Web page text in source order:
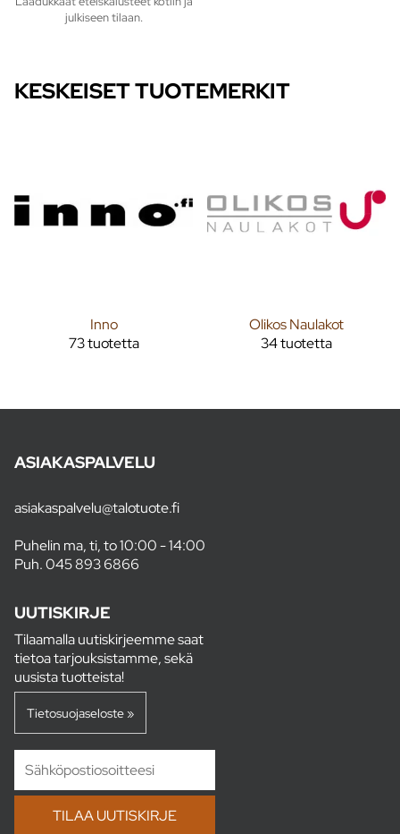
julkiseen tilaan.
KESKEISET TUOTEMERKIT
Inno
73 tuotetta
Olikos Naulakot
34 tuotetta
ASIAKASPALVELU
asiakaspalvelu@talotuote.fi
Puhelin ma, ti, to 10:00 - 14:00
Puh.045 893 6866
UUTISKIRJE
Tilaamalla uutiskirjeemme saat
tietoa tarjouksistamme, sekä
uusista tuotteista!
Tietosuojaseloste »